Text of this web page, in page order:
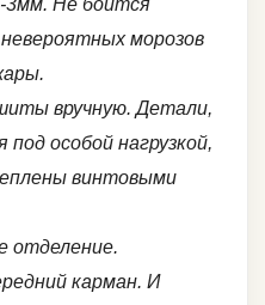
3мм. Не боится
морозов
вручную. Детали,
особой нагрузкой,
винтовыми
отделение.
карман. И